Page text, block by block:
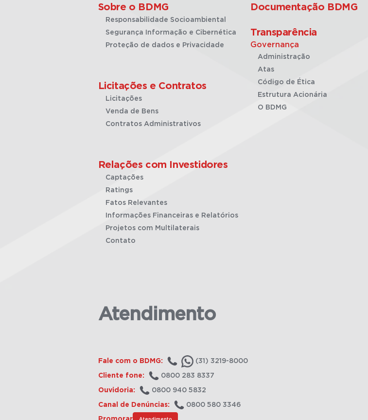
Sobre o BDMG
Responsabilidade Socioambiental
Segurança Informação e Cibernética
Proteção de dados e Privacidade
Licitações e Contratos
Licitações
Venda de Bens
Contratos Administrativos
Relações com Investidores
Captações
Ratings
Fatos Relevantes
Informações Financeiras e Relatórios
Projetos com Multilaterais
Contato
Documentação BDMG
Transparência
Governança
Administração
Atas
Código de Ética
Estrutura Acionária
O BDMG
Atendimento
Fale com o BDMG: (31) 3219-8000
Cliente fone: 0800 283 8337
Ouvidoria: 0800 940 5832
Canal de Denúncias: 0800 580 3346
Atendimento